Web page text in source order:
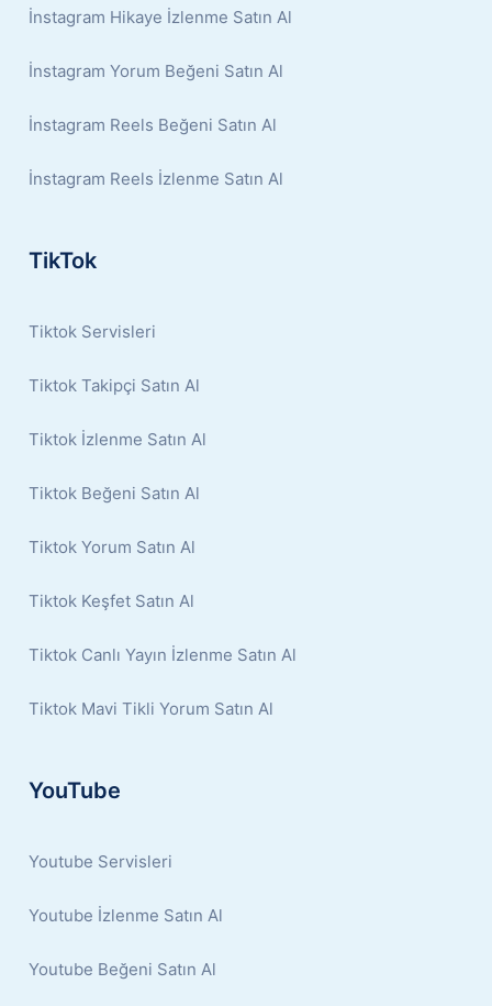
İnstagram Hikaye İzlenme Satın Al
İnstagram Yorum Beğeni Satın Al
İnstagram Reels Beğeni Satın Al
İnstagram Reels İzlenme Satın Al
TikTok
Tiktok Servisleri
Tiktok Takipçi Satın Al
Tiktok İzlenme Satın Al
Tiktok Beğeni Satın Al
Tiktok Yorum Satın Al
Tiktok Keşfet Satın Al
Tiktok Canlı Yayın İzlenme Satın Al
Tiktok Mavi Tikli Yorum Satın Al
YouTube
Youtube Servisleri
Youtube İzlenme Satın Al
Youtube Beğeni Satın Al